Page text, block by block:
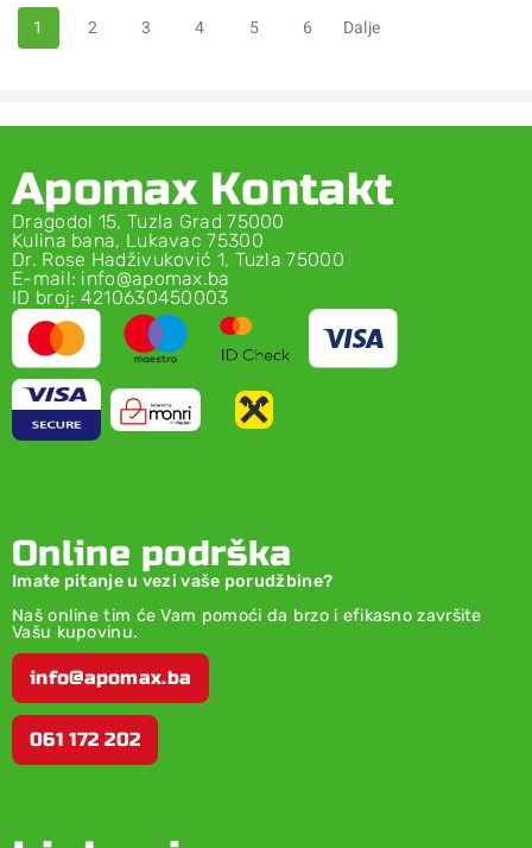
1 2 3 4 5 6 Dalje
Apomax Kontakt
Dragodol 15, Tuzla Grad 75000
Kulina bana, Lukavac 75300
Dr. Rose Hadživuković 1, Tuzla 75000
E-mail: info@apomax.ba
ID broj: 4210630450003
Online podrška
Imate pitanje u vezi vaše porudžbine?
Naš online tim će Vam pomoći da brzo i efikasno završite
Vašu kupovinu.
info@apomax.ba
061 172 202